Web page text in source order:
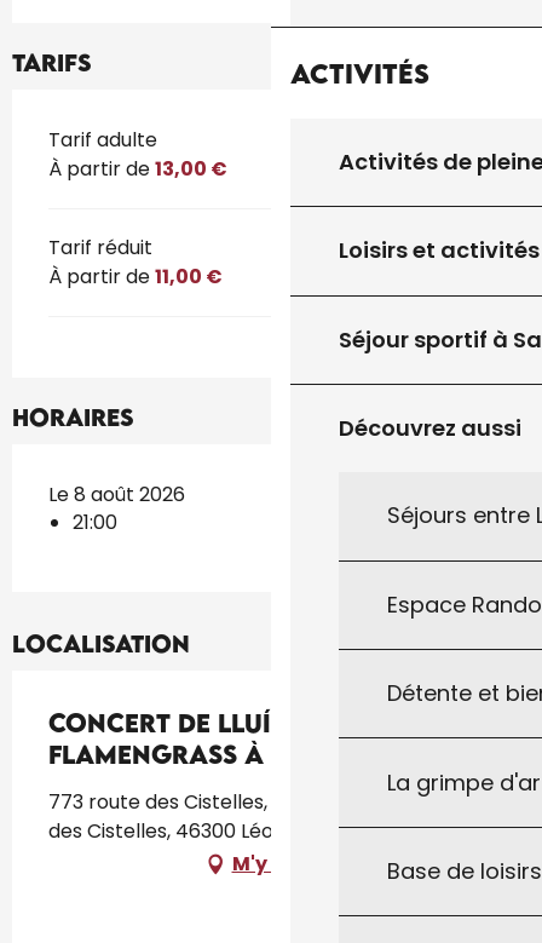
Activités
Activités de
Loisirs et activités
Séjour sportif à
Découvrez aussi
Séjours entre
Espace
Détente et
La grimpe
Base de
Tarifs
Tarifs 2026
Tarif adulte
À partir de13,00 €
Tarif réduit
À partir de11,00 €
Horaires
Le 8 août 2026
21:00
Localisation
Concert de Lluís Gómez's
FlamenGrass à La Scénette
773 route des Cistelles, La Scénette, 773 route
des Cistelles, 46300 Léobard
M'y rendre